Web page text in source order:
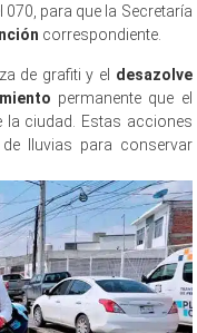
para que la Secretaría
correspondiente.
de grafiti y el desazolve
permanente que el
ciudad. Estas acciones
lluvias para conservar